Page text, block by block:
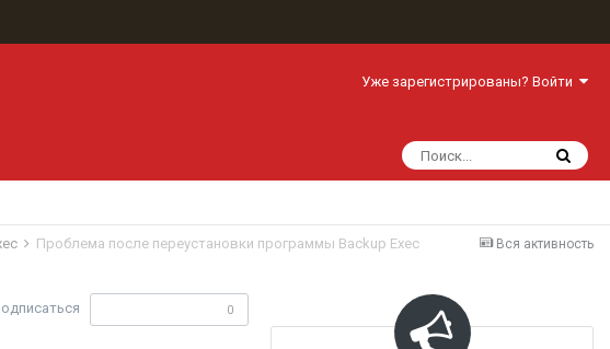
Уже зарегистрированы? Войти
Вся активность
Проблема после переустановки программы Backup Exec
0